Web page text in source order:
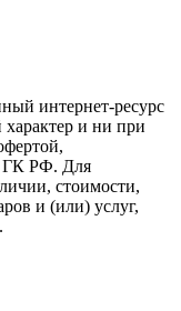
интернет-ресурс
и ни при
ГК РФ. Для
стоимости,
и (или) услуг,